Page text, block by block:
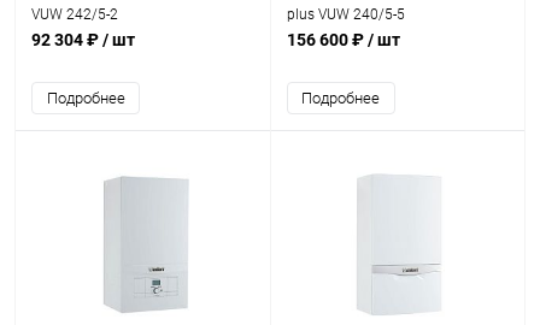
VUW 242/5-2
92 304 ₽/ шт
Подробнее
plus VUW 240/5-5
156 600 ₽/ шт
Подробнее